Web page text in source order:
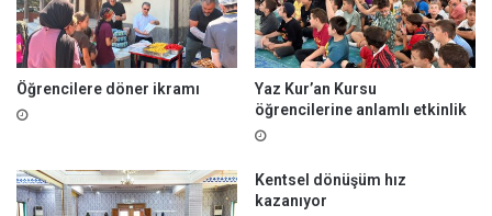
u
ç
ı
k
a
a
s
Öğrencilere döner ikramı
Yaz Kur’an Kursu
öğrencilerine anlamlı etkinlik
Kentsel dönüşüm hız
kazanıyor